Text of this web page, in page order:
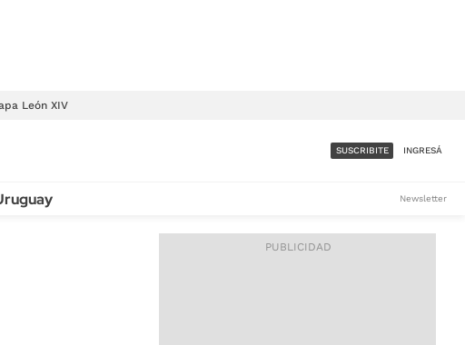
León XIV
ACCESO FULL - $1.800/MES
SUSCRIBITE INGRESÁ
Newsletter